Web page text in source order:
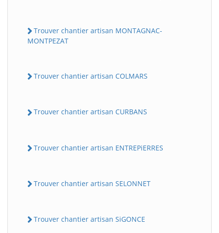
Trouver chantier artisan MONTAGNAC-
MONTPEZAT
Trouver chantier artisan COLMARS
Trouver chantier artisan CURBANS
Trouver chantier artisan ENTREPiERRES
Trouver chantier artisan SELONNET
Trouver chantier artisan SiGONCE